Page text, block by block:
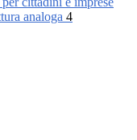
analoga 4